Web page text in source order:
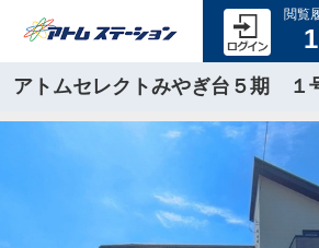
閲覧
1
アトムセレクトみやぎ台５期 １